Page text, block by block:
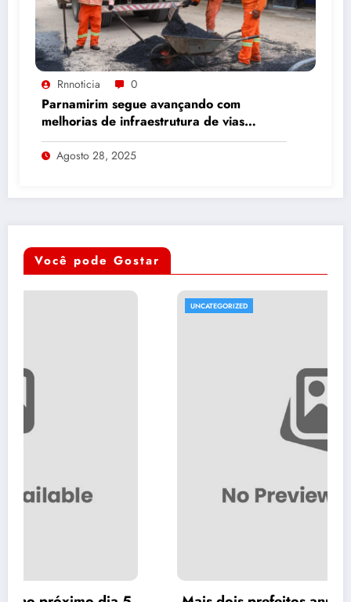
Rnnoticia 0
Parnamirim segue avançando com
melhorias de infraestrutura de vias
públicas
Agosto 28, 2025
Você pode Gostar